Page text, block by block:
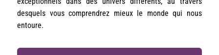
desquels vous comprendrez mieux le monde qui nous
entoure.